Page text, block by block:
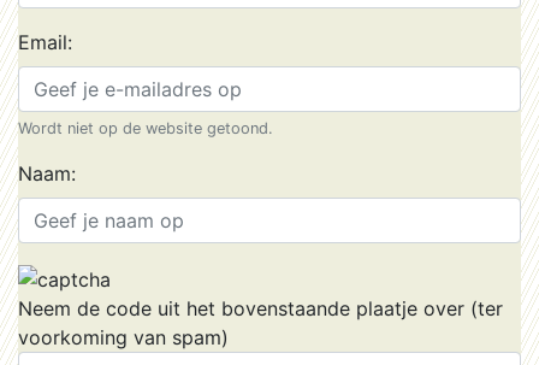
Email:
Wordt niet op de website getoond.
Naam:
Neem de code uit het bovenstaande plaatje over (ter
voorkoming van spam)